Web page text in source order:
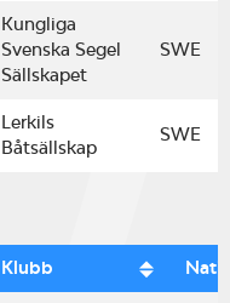
Kungliga
Svenska Segel
Sällskapet
SWE
Lerkils
Båtsällskap
SWE
Klubb